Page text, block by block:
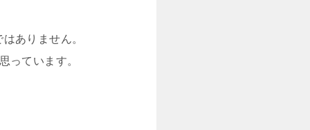
ありません。
っています。